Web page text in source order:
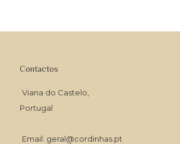
Contactos
Viana do Castelo,
Portugal
Email: geral@cordinhas.pt